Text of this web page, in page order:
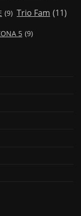
(9) Trio Fam (11)
5 (9)